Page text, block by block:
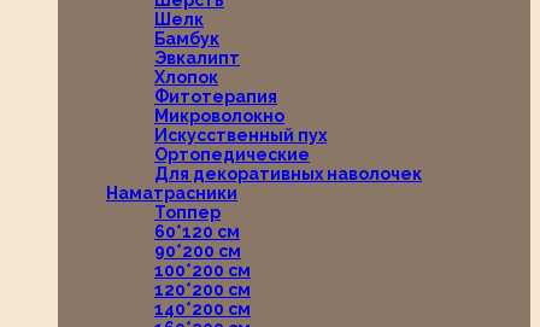
Шелк
Бамбук
Эвкалипт
Хлопок
Фитотерапия
Микроволокно
Искусственный пух
Ортопедические
Для декоративных наволочек
Наматрасники
Топпер
60*120 см
90*200 см
100*200 см
120*200 см
140*200 см